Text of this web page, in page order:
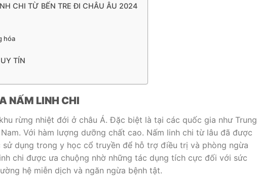
CHI TỪ BẾN TRE ĐI CHÂU ÂU 2024
hóa
TÍN
NẤM LINH CHI
rừng nhiệt đới ở châu Á. Đặc biệt là tại các quốc gia như Trung
Với hàm lượng dưỡng chất cao. Nấm linh chi từ lâu đã được
dụng trong y học cổ truyền để hỗ trợ điều trị và phòng ngừa
chi được ưa chuộng nhờ những tác dụng tích cực đối với sức
hệ miễn dịch và ngăn ngừa bệnh tật.